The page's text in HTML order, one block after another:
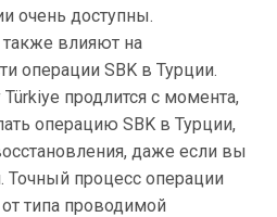
очень доступны.
влияют на
операции SBK в Турции.
продлится с момента,
операцию SBK в Турции,
даже если вы
процесс операции
типа проводимой